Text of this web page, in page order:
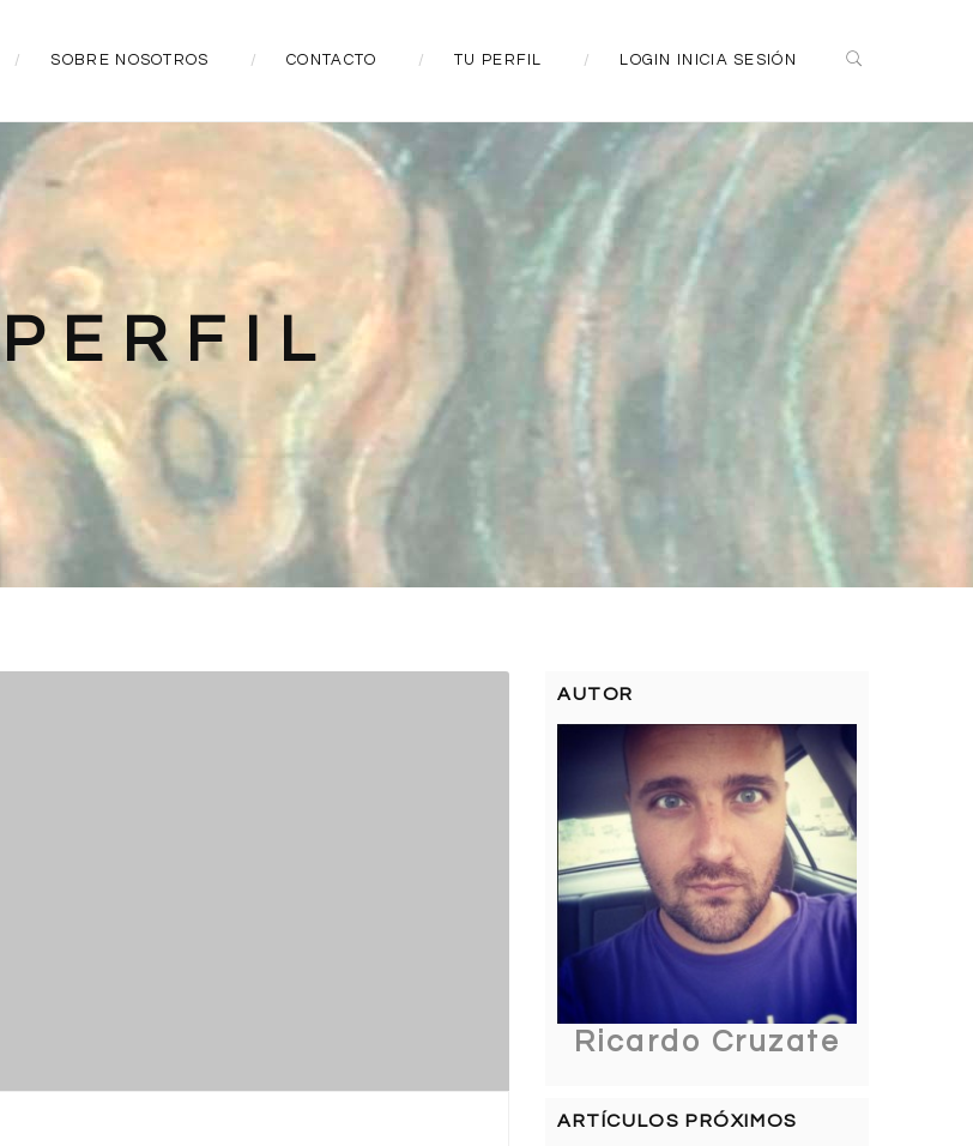
SOBRE NOSOTROS CONTACTO TU PERFIL LOGIN INICIA SESIÓN
PERFIL
AUTOR
Ricardo Cruzate
ARTÍCULOS PRÓXIMOS